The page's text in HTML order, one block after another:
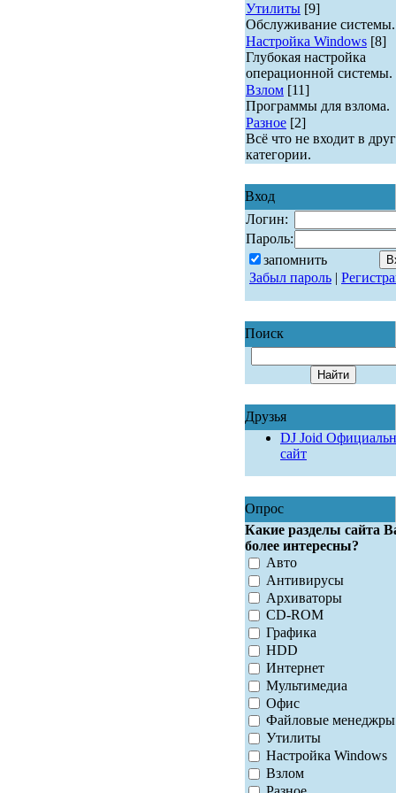
Утилиты [9]
Обслуживание системы.
Настройка Windows [8]
Глубокая настройка
операционной системы.
Взлом [11]
Программы для взлома.
Разное [2]
Всё что не входит в
категории.
Вход
Логин:
Пароль:
запомнить
Забыл пароль|
Поиск
Друзья
DJ Joid
сайт
Опрос
Какие разделы сайта
более интересны?
Авто
Антивирусы
Архиваторы
CD-ROM
Графика
HDD
Интернет
Мультимедиа
Офис
Файловые менеджры
Утилиты
Настройка Windows
Взлом